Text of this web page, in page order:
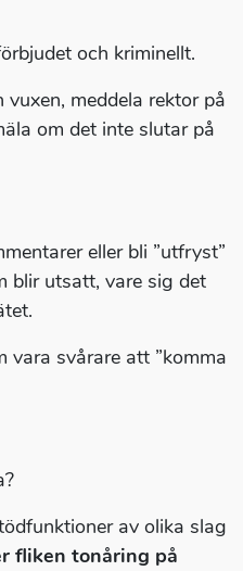
och kriminellt.
meddela rektor på
om det inte slutar på
eller bli ”utfryst”
blir utsatt, vare sig det
vara svårare att ”komma
av olika slag
fliken tonåring på